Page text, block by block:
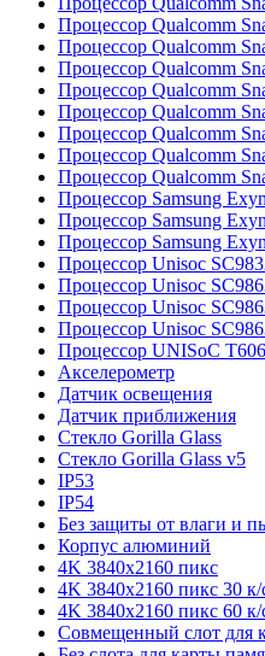
Процессор Qualcomm
Процессор Qualcomm
Процессор Qualcomm
Процессор Qualcomm
Процессор Qualcomm
Процессор Qualcomm
Процессор Qualcomm
Процессор Qualcomm
Процессор Samsung
Процессор Samsung
Процессор Samsung
Процессор Unisoc
Процессор Unisoc
Процессор Unisoc
Процессор Unisoc
Процессор UNISoC T606
Акселерометр
Датчик освещения
Датчик приближения
Стекло Gorilla Glass
Стекло Gorilla Glass v5
IP53
IP54
Без защиты от влаги и
Корпус алюминий
4K 3840x2160 пикс
4K 3840x2160 пикс 30 к/
4K 3840x2160 пикс 60 к/
Совмещенный слот для